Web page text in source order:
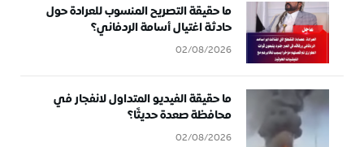
ما حقيقة التصريح المنسوب للعرادة حول
حادثة اغتيال أسامة الردفاني؟
02/08/2026
ما حقيقة الفيديو المتداول لانفجار في
محافظة صعدة حديثًا؟
02/08/2026